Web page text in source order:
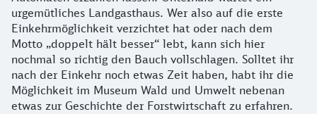
urgemütliches Landgasthaus. Wer also auf die erste
Einkehrmöglichkeit verzichtet hat oder nach dem
Motto „doppelt hält besser“ lebt, kann sich hier
nochmal so richtig den Bauch vollschlagen. Solltet ihr
nach der Einkehr noch etwas Zeit haben, habt ihr die
Möglichkeit im Museum Wald und Umwelt nebenan
etwas zur Geschichte der Forstwirtschaft zu erfahren.